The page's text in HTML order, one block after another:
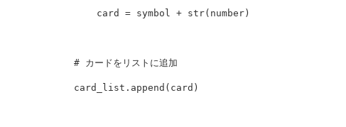
                card = symbol + str(number)
            # カードをリストに追加
            card_list.append(card)